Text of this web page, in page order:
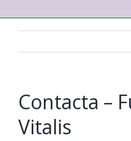
Contacta –
Vitalis